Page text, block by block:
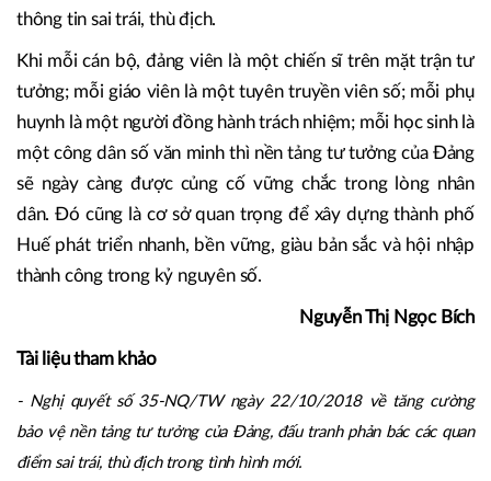
thông tin sai trái, thù địch.
Khi mỗi cán bộ, đảng viên là một chiến sĩ trên mặt trận tư
tưởng; mỗi giáo viên là một tuyên truyền viên số; mỗi phụ
huynh là một người đồng hành trách nhiệm; mỗi học sinh là
một công dân số văn minh thì nền tảng tư tưởng của Đảng
sẽ ngày càng được củng cố vững chắc trong lòng nhân
dân. Đó cũng là cơ sở quan trọng để xây dựng thành phố
Huế phát triển nhanh, bền vững, giàu bản sắc và hội nhập
thành công trong kỷ nguyên số.
Nguyễn Thị Ngọc Bích
Tài liệu tham khảo
- Nghị quyết số 35-NQ/TW ngày 22/10/2018 về tăng cường
bảo vệ nền tảng tư tưởng của Đảng, đấu tranh phản bác các quan
điểm sai trái, thù địch trong tình hình mới.